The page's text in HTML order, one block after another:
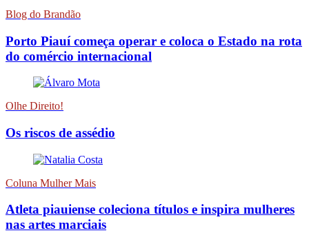
Blog do Brandão
Porto Piauí começa operar e coloca o Estado na rota
do comércio internacional
Olhe Direito!
Os riscos de assédio
Coluna Mulher Mais
Atleta piauiense coleciona títulos e inspira mulheres
nas artes marciais